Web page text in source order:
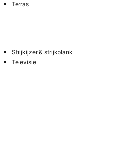
Terras
Strijkijzer & strijkplank
Televisie